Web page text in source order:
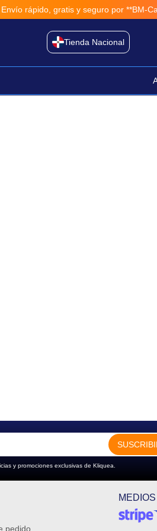
gratis y seguro por **BM-Cargo**
Tienda Nacional
y promociones exclusivas de Kliquea.
pedido